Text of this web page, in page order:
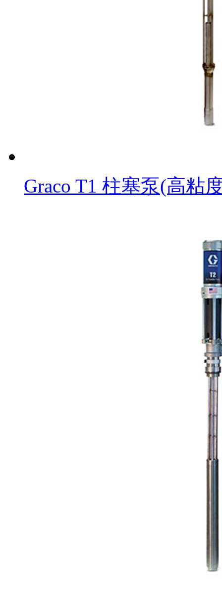
Graco T1 柱塞泵(高粘